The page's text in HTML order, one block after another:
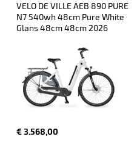
VELO DE VILLE AEB 890 PURE
N7 540wh 48cm Pure White
Glans 48cm 48cm 2026
€ 3.568,00